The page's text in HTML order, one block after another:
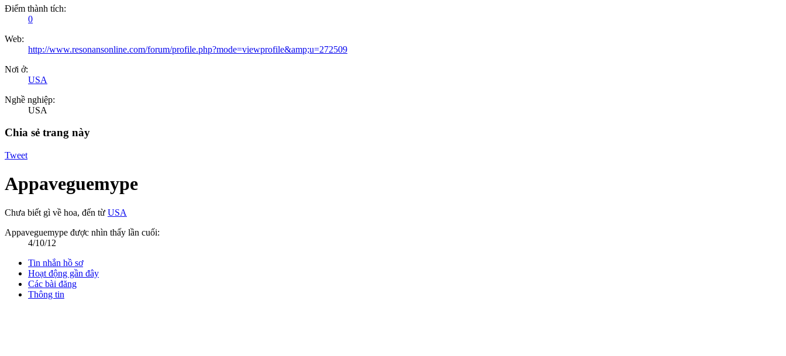
Điểm thành tích:
0
Web:
http://www.resonansonline.com/forum/profile.php?mode=viewprofile&amp;u=272509
Nơi ở:
USA
Nghề nghiệp:
USA
Chia sẻ trang này
Tweet
Appaveguemype
Chưa biết gì về hoa, đến từ USA
Appaveguemype được nhìn thấy lần cuối:
4/10/12
Tin nhắn hồ sơ
Hoạt động gần đây
Các bài đăng
Thông tin